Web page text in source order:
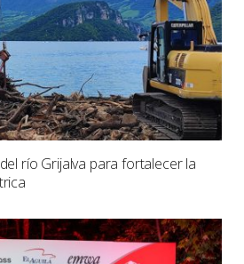
río Grijalva para fortalecer la